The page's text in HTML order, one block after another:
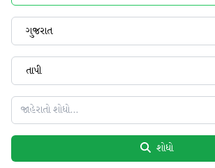
ગુજરાત
તાપી
શોધો